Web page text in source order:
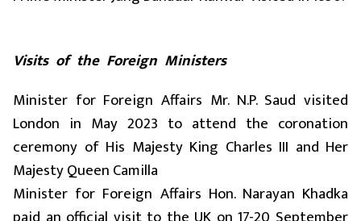
Visits of the Foreign Ministers
Minister for Foreign Affairs Mr. N.P. Saud visited
London in May 2023 to attend the coronation
ceremony of His Majesty King Charles III and Her
Majesty Queen Camilla
Minister for Foreign Affairs Hon. Narayan Khadka